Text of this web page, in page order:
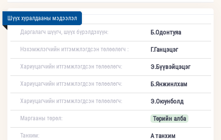
Шүүх хуралдааны мэдээлэл
Даргалагч шүүгч, шүүх бүрэлдэхүүн:
Б.Одонтуяа
Нэхэмжлэгчийн итгэмжлэгдсэн төлөөлөгч : Г.Ганцэцэг
Хариуцагчийн итгэмжлэгдсэн төлөөлөгч: Э.Бүүвэйцэцэг
Хариуцагчийн итгэмжлэгдсэн төлөөлөгч: Б.Янжинлхам
Хариуцагчийн итгэмжлэгдсэн төлөөлөгч: Э.Оюунболд
Маргааны төрөл: Төрийн алба
Танхим: А танхим